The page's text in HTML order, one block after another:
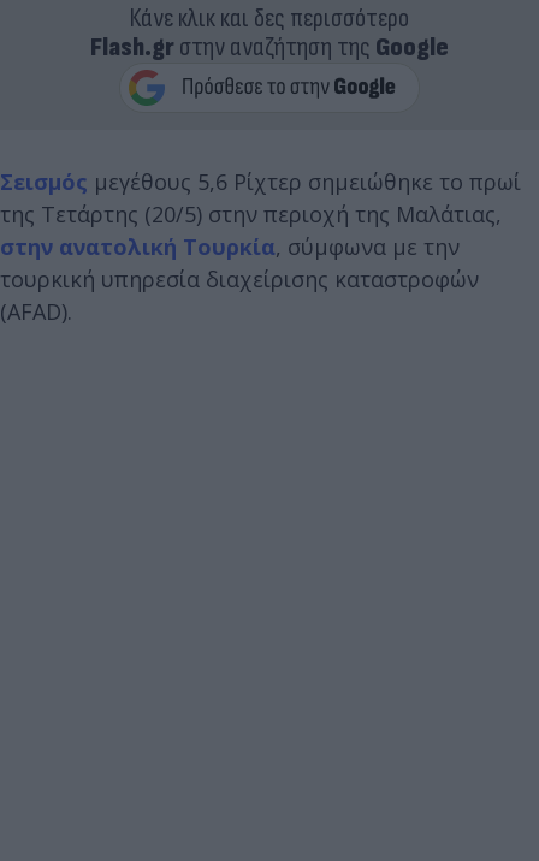
Κάνε κλικ και δες περισσότερο
Flash.grστην αναζήτηση της Google
Σεισμός μεγέθους 5,6 Ρίχτερ σημειώθηκε το πρωί
της Τετάρτης (20/5) στην περιοχή της Μαλάτιας,
στην ανατολική Τουρκία, σύμφωνα με την
τουρκική υπηρεσία διαχείρισης καταστροφών
(AFAD).